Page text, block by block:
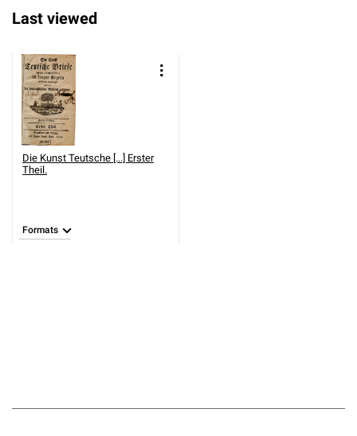
Last viewed
Die Kunst Teutsche [...] Erster
Theil.
Formats